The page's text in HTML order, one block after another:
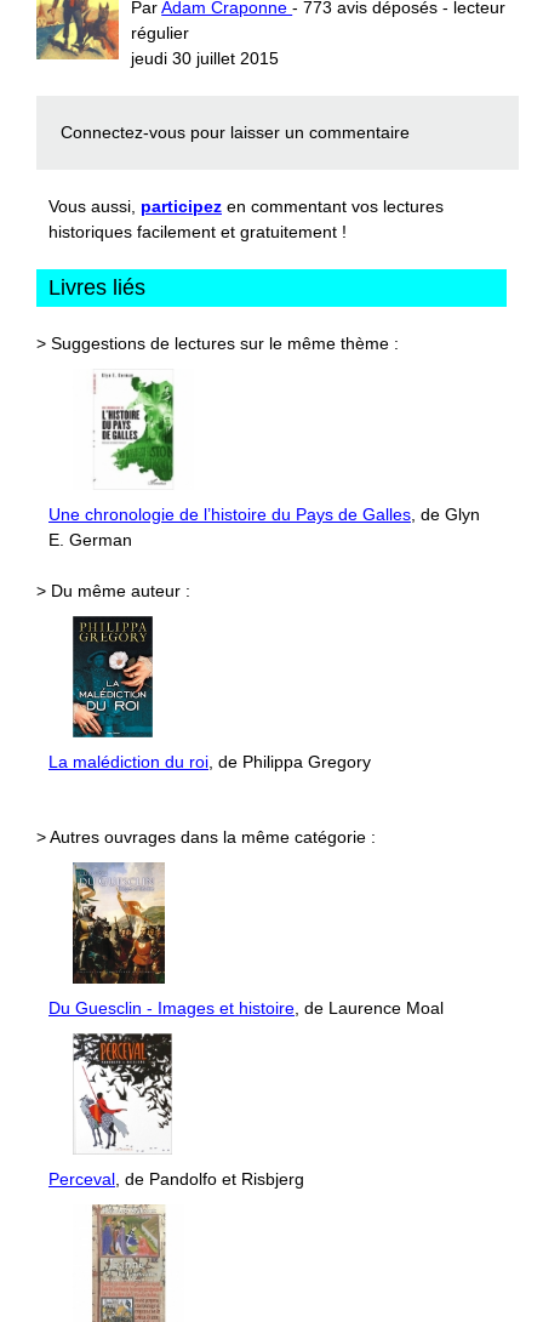
ParAdam Craponne- 773 avis déposés - lecteur
régulier
jeudi 30 juillet 2015
Connectez-vous pour laisser un commentaire
Vous aussi, participez en commentant vos lectures
historiques facilement et gratuitement !
Livres liés
> Suggestions de lectures sur le même thème :
Une chronologie de l’histoire du Pays de Galles , de Glyn
E. German
> Du même auteur :
La malédiction du roi , de Philippa Gregory
> Autres ouvrages dans la même catégorie :
Du Guesclin - Images et histoire , de Laurence Moal
Perceval , de Pandolfo et Risbjerg